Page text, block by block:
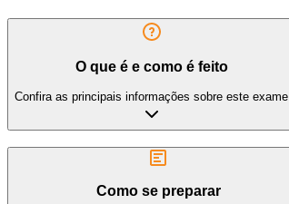
O que é e como é feito
Confira as principais informações sobre este exame
Como se preparar